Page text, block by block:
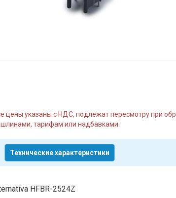
цены указаны с НДС, подлежат пересмотру при
тарифам или надбавками.
Технические характеристики
HFBR-2524Z